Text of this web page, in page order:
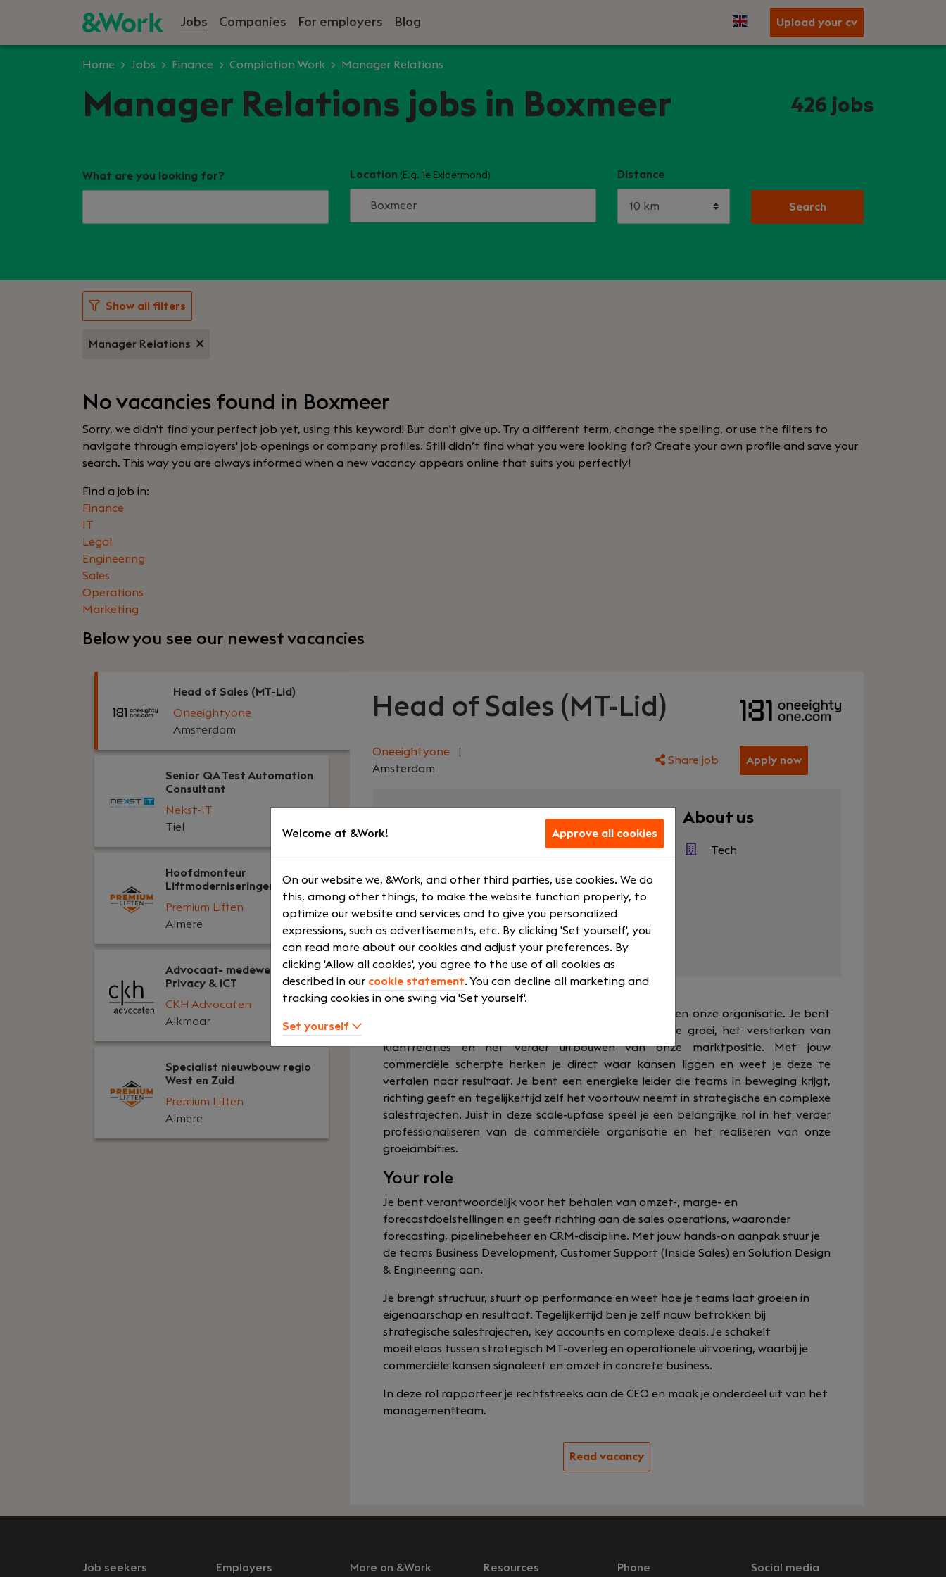
Jobs Companies For employers Blog Upload your cv
Home Jobs Finance Compilation Work Manager Relations
Manager Relations jobs in Boxmeer 426 jobs
What are you looking for? Location (E.g. 1e Exloërmond) Distance
Search
Show all filters
Manager Relations
No vacancies found in Boxmeer
Sorry, we didn't find your perfect job yet, using this keyword! But don't give up. Try a different term, change the spelling, or use the filters to
navigate through employers' job openings or company profiles. Still didn’t find what you were looking for? Create your own profile and save your
search. This way you are always informed when a new vacancy appears online that suits you perfectly!
Find a job in:
Finance
IT
Legal
Engineering
Sales
Operations
Marketing
Below you see our newest vacancies
Head of Sales (MT-Lid)
Oneeightyone
Amsterdam
Senior QA Test Automation
Consultant
Nekst-IT
Tiel
Hoofdmonteur
Liftmoderniseringen
Premium Liften
Almere
Advocaat- medewerker
Privacy & ICT
CKH Advocaten
Alkmaar
Specialist nieuwbouw regio
West en Zuid
Premium Liften
Almere
Head of Sales (MT-Lid)
Oneeightyone
Amsterdam
Share job Apply now
Fulltime
HPE
What we offer
€ 5000 - € 8000
Company car
Lunch provided
About us
Tech
Als Head of Sales (MT-lid) vervul je een sleutelrol binnen onze organisatie. Je bent
verantwoordelijk voor het realiseren van commerciële groei, het versterken van
klantrelaties en het verder uitbouwen van onze marktpositie. Met jouw
commerciële scherpte herken je direct waar kansen liggen en weet je deze te
vertalen naar resultaat. Je bent een energieke leider die teams in beweging krijgt,
richting geeft en tegelijkertijd zelf het voortouw neemt in strategische en complexe
salestrajecten.Juist in deze scale-upfase speel je een belangrijke rol in het verder
professionaliseren van de commerciële organisatie en het realiseren van onze
groeiambities.
Your role
Je bent verantwoordelijk voor het behalen van omzet-, marge- en
forecastdoelstellingen en geeft richting aan de sales operations, waaronder
forecasting, pipelinebeheer en CRM-discipline. Met jouw hands-on aanpak stuur je
de teams Business Development, Customer Support (Inside Sales) en Solution Design
& Engineering aan.
Je brengt structuur, stuurt op performance en weet hoe je teams laat groeien in
eigenaarschap en resultaat. Tegelijkertijd ben je zelf nauw betrokken bij
strategische salestrajecten, key accounts en complexe deals. Je schakelt
moeiteloos tussen strategisch MT-overleg en operationele uitvoering, waarbij je
commerciële kansen signaleert en omzet in concrete business.
In deze rol rapporteer je rechtstreeks aan de CEO en maak je onderdeel uit van het
managementteam.
Read vacancy
Job seekers Employers More on &Work Resources Phone Social media
Welcome at &Work! Approve all cookies
On our website we, &Work, and other third parties, use cookies. We do
this, among other things, to make the website function properly, to
optimize our website and services and to give you personalized
expressions, such as advertisements, etc. By clicking 'Set yourself', you
can read more about our cookies and adjust your preferences. By
clicking 'Allow all cookies', you agree to the use of all cookies as
described in our cookie statement. You can decline all marketing and
tracking cookies in one swing via 'Set yourself'.
Set yourself